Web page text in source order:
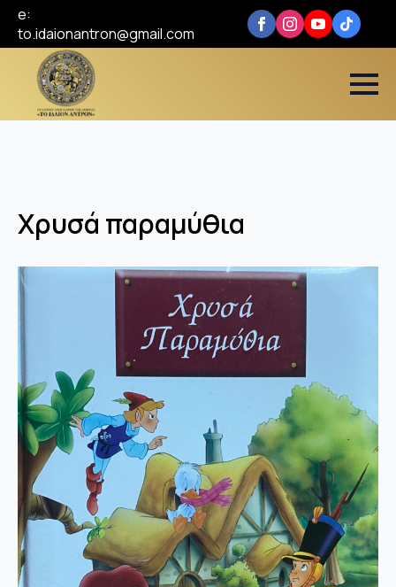
e:
to.idaionantron@gmail.com
Χρυσά παραμύθια